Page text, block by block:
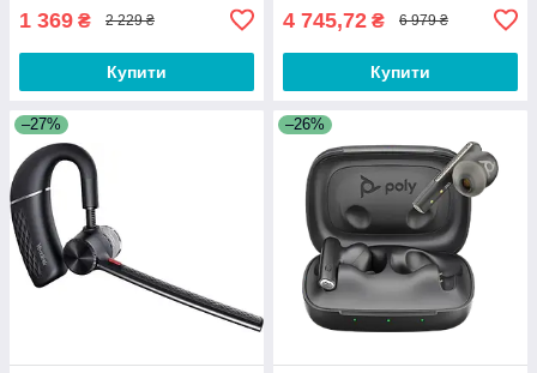
1 369 ₴ 2 229 ₴
Купити
4 745,72 ₴ 6 979 ₴
Купити
–27% –26%